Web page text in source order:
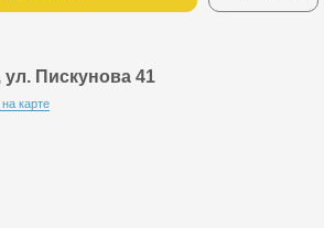
Пискунова 41
карте